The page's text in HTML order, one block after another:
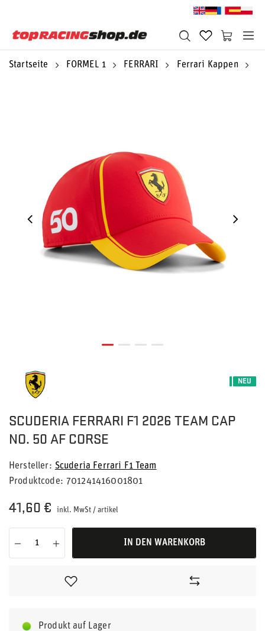
Startseite FORMEL 1 FERRARI Ferrari Kappen
NEU
SCUDERIA FERRARI F1 2026 TEAM CAP
NO. 50 AF CORSE
Hersteller
Scuderia Ferrari F1 Team
Produktcode
701241416001801
41,60 € inkl. MwSt / artikel
IN DEN WARENKORB
Produkt auf Lager